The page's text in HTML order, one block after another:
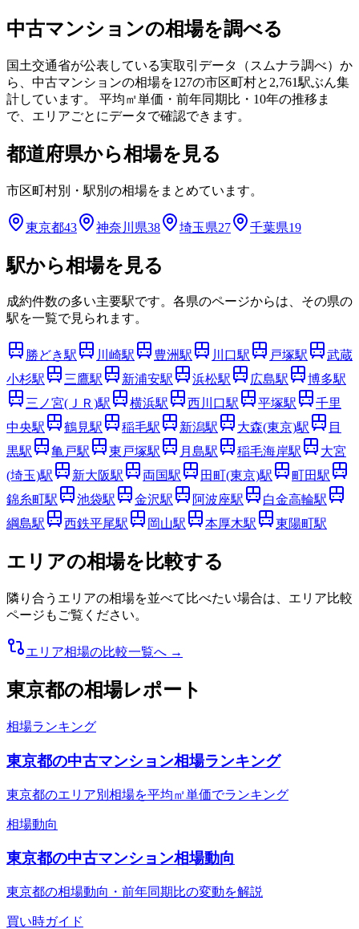
中古マンションの相場を調べる
国土交通省が公表している実取引データ（スムナラ調べ）か
ら、中古マンションの相場を127の市区町村と 2,761駅ぶん集
計しています。 平均㎡単価・前年同期比・10年の推移ま
で、エリアごとにデータで確認できます。
都道府県から相場を見る
市区町村別・駅別の相場をまとめています。
東京都43 神奈川県38 埼玉県27 千葉県19
駅から相場を見る
成約件数の多い主要駅です。各県のページからは、その県の
駅を一覧で見られます。
勝どき駅 川崎駅 豊洲駅 川口駅 戸塚駅
武蔵
小杉駅 三鷹駅 新浦安駅 浜松駅 広島駅 博多駅
三ノ宮(ＪＲ)駅 横浜駅 西川口駅 平塚駅
千里
中央駅 鶴見駅 稲毛駅 新潟駅 大森(東京)駅
目
黒駅 亀戸駅 東戸塚駅 月島駅 稲毛海岸駅
大宮
(埼玉)駅 新大阪駅 両国駅 田町(東京)駅 町田駅
錦糸町駅 池袋駅 金沢駅 阿波座駅 白金高輪駅
綱島駅 西鉄平尾駅 岡山駅 本厚木駅 東陽町駅
エリアの相場を比較する
隣り合うエリアの相場を並べて比べたい場合は、エリア比較
ページもご覧ください。
エリア相場の比較一覧へ →
東京都の相場レポート
相場ランキング
東京都の中古マンション相場ランキング
東京都のエリア別相場を平均㎡単価でランキング
相場動向
東京都の中古マンション相場動向
東京都の相場動向・前年同期比の変動を解説
買い時ガイド